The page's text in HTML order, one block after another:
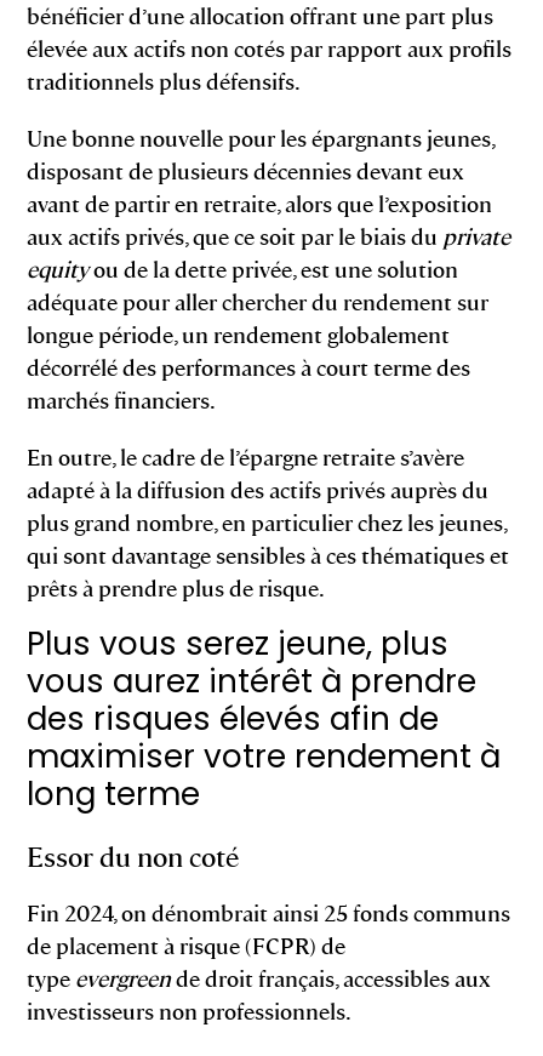
bénéficier d’une allocation offrant une part plus
élevée aux actifs non cotés par rapport aux profils
traditionnels plus défensifs.
Une bonne nouvelle pour les épargnants jeunes,
disposant de plusieurs décennies devant eux
avant de partir en retraite, alors que l’exposition
aux actifs privés, que ce soit par le biais du private
equityou de la dette privée, est une solution
adéquate pour aller chercher du rendement sur
longue période, un rendement globalement
décorrélé des performances à court terme des
marchés financiers.
En outre, le cadre de l’épargne retraite s’avère
adapté à la diffusion des actifs privés auprès du
plus grand nombre, en particulier chez les jeunes,
qui sont davantage sensibles à ces thématiques et
prêts à prendre plus de risque.
Plus vous serez jeune, plus
vous aurez intérêt à prendre
des risques élevés afin de
maximiser votre rendement à
long terme
Essor du non coté
Fin 2024, on dénombrait ainsi 25 fonds communs
de placement à risque (FCPR) de
type evergreende droit français, accessibles aux
investisseurs non professionnels.